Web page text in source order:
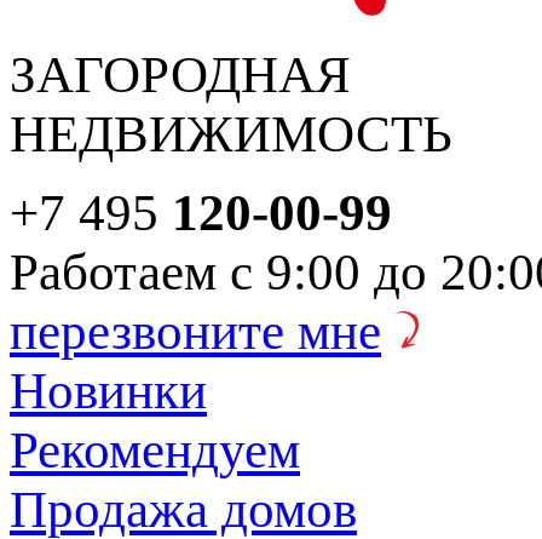
ЗАГОРОДНАЯ
НЕДВИЖИМОСТЬ
+7 495 120-00-99
Работаем с 9:00 до
перезвоните мне
Новинки
Рекомендуем
Продажа домов